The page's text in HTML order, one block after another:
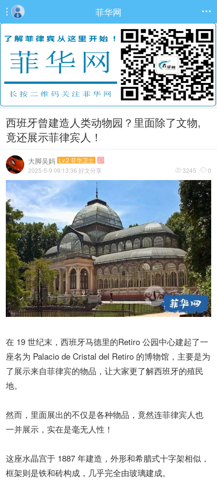
 菲华网 
西班牙曾建造人类动物园？里面除了文物,
竟还展示菲律宾人！
大脚吴妈 Lv.2 菲华卫士 
 3245  0
2025-5-9 09:13:36 好文分享
在 19 世纪末，西班牙马德里的Retiro 公园中心建起了一
座名为 Palacio de Cristal del Retiro 的博物馆，主要是为
了展示来自菲律宾的物品，让大家更了解西班牙的殖民
地。
然而，里面展出的不仅是各种物品，竟然连菲律宾人也
一并展示，实在是毫无人性！
这座水晶宫于 1887 年建造，外形和希腊式十字架相似，
框架则是铁和砖构成，几乎完全由玻璃建成。